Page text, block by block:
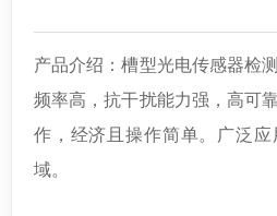
产品介绍：槽型光电传感器检
频率高，抗干扰能力强， 高可
作，经济且操作简单。广泛
域。